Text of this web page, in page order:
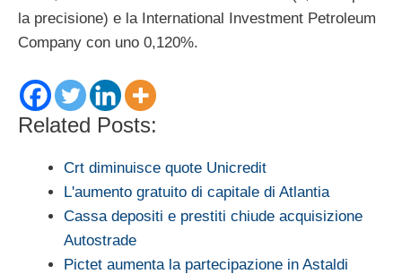
la precisione) e la International Investment Petroleum
Company con uno 0,120%.
Related Posts:
Crt diminuisce quote Unicredit
L'aumento gratuito di capitale di Atlantia
Cassa depositi e prestiti chiude acquisizione
Autostrade
Pictet aumenta la partecipazione in Astaldi